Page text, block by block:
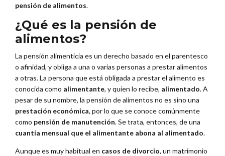
pensión de alimentos.
¿Qué es la pensión de
alimentos?
La pensión alimenticia es un derecho basado en el parentesco
o afinidad, y obliga a una o varias personas a prestar alimentos
a otras. La persona que está obligada a prestar el alimento es
conocida como alimentante, y quien lo recibe, alimentado. A
pesar de su nombre, la pensión de alimentos no es sino una
prestación económica, por lo que se conoce comúnmente
como pensión de manutención. Se trata, entonces, de una
cuantía mensual que el alimentante abona al alimentado.
Aunque es muy habitual en casos de divorcio, un matrimonio